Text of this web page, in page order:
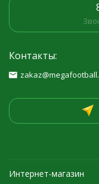
Контакты:
Интернет-магазин